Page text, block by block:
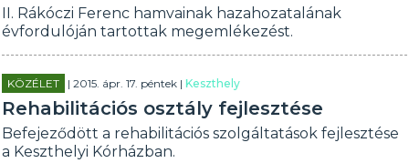
II. Rákóczi Ferenc hamvainak hazahozatalának
évfordulóján tartottak megemlékezést.
KÖZÉLET | 2015. ápr. 17. péntek |Keszthely
Rehabilitációs osztály fejlesztése
Befejeződött a rehabilitációs szolgáltatások fejlesztése
a Keszthelyi Kórházban.